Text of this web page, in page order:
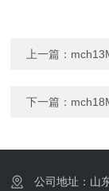
上一篇：
下一篇：
公司地址：山